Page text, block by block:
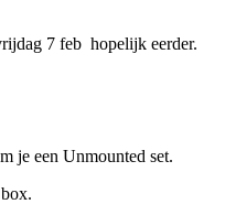
7 feb hopelijk eerder.
je een Unmounted set.